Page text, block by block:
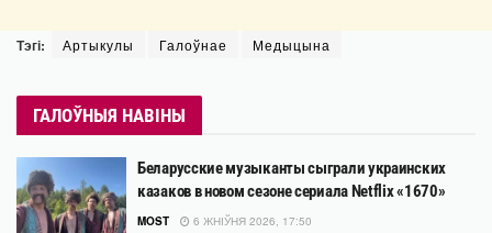
Тэгі: Артыкулы Галоўнае Медыцына
ГАЛОЎНЫЯ НАВІНЫ
Беларусские музыканты сыграли украинских
казаков в новом сезоне сериала Netflix «1670»
MOST 6 ЖНІЎНЯ 2026, 17:50